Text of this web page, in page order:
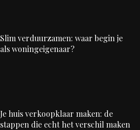
Slim verduurzamen: waar begin je
als woningeigenaar?
Je huis verkoopklaar maken: de
stappen die echt het verschil maken